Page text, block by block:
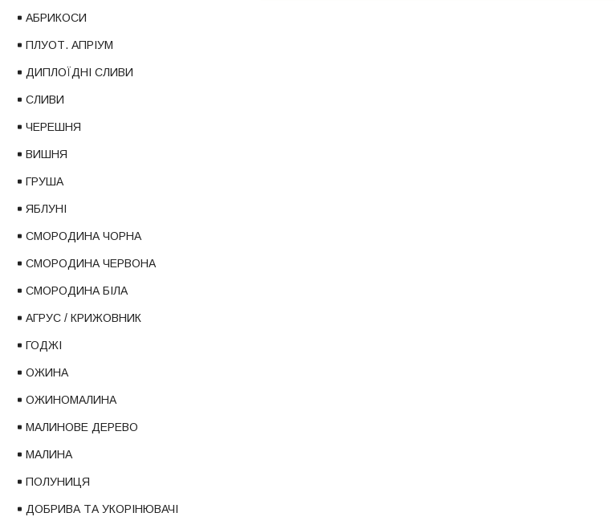
АБРИКОСИ
ПЛУОТ. АПРІУМ
ДИПЛОЇДНІ СЛИВИ
СЛИВИ
ЧЕРЕШНЯ
ВИШНЯ
ГРУША
ЯБЛУНІ
СМОРОДИНА ЧОРНА
СМОРОДИНА ЧЕРВОНА
СМОРОДИНА БІЛА
АГРУС / КРИЖОВНИК
ГОДЖІ
ОЖИНА
ОЖИНОМАЛИНА
МАЛИНОВЕ ДЕРЕВО
МАЛИНА
ПОЛУНИЦЯ
ДОБРИВА ТА УКОРІНЮВАЧІ